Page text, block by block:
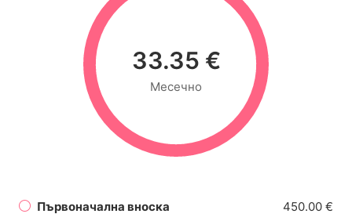
33.35 €
Месечно
Първоначална вноска 450.00 €